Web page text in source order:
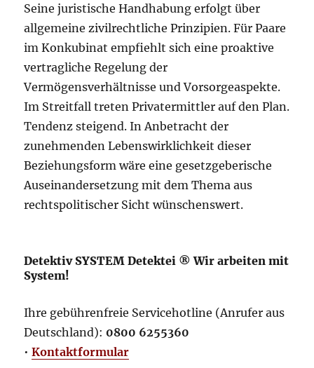
Seine juristische Handhabung erfolgt über
allgemeine zivilrechtliche Prinzipien. Für Paare
im Konkubinat empfiehlt sich eine proaktive
vertragliche Regelung der
Vermögensverhältnisse und Vorsorgeaspekte.
Im Streitfall treten Privatermittler auf den Plan.
Tendenz steigend. In Anbetracht der
zunehmenden Lebenswirklichkeit dieser
Beziehungsform wäre eine gesetzgeberische
Auseinandersetzung mit dem Thema aus
rechtspolitischer Sicht wünschenswert.
Detektiv SYSTEM Detektei ® Wir arbeiten mit
System!
Ihre gebührenfreie Servicehotline (Anrufer aus
Deutschland): 0800 6255360
•Kontaktformular